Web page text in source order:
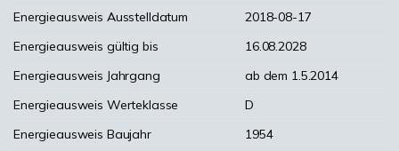
Energieausweis Ausstelldatum
2018-08-17
Energieausweis gültig bis
16.08.2028
Energieausweis Jahrgang
ab dem 1.5.2014
Energieausweis Werteklasse
D
Energieausweis Baujahr
1954